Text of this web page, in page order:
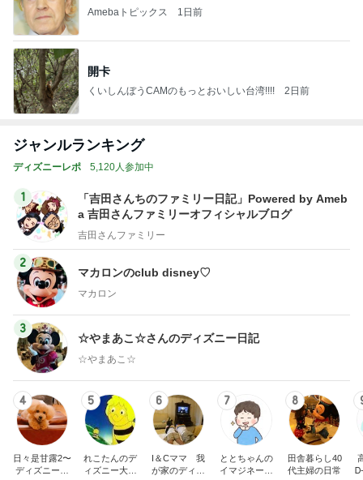
Amebaトピックス 1日前
開卡
くいしんぼうCAMのもっとおいしい台湾!!!! 2日前
ジャンルランキング
ディズニーレポ 5,120人参加中
1
「吉田さんちのファミリー日記」Powered by Ameb
a 吉田さんファミリーオフィシャルブログ
吉田さんファミリー
2
マカロンのclub disney♡
マカロン
3
☆やまあこ☆さんのディズニー日記
☆やまあこ☆
4
日々是甘露2〜
ディズニー風
5
れこたんのデ
ィズニー大好
6
I＆Cママ 我
が家のディズ
7
ととちゃんの
イマジネーシ
8
田舎暮らし40
代主婦の日常